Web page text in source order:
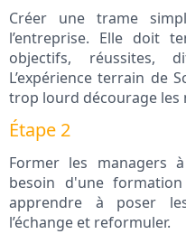
Créer une trame
l’entreprise. Elle doit
objectifs, réussites,
L’expérience terrain de
trop lourd décourage les
Étape 2
Former les managers
besoin d'une
apprendre à poser
l’échange et reformuler.